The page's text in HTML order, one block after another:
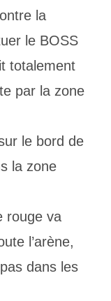
la
le BOSS
totalement
par la zone
le bord de
la zone
rouge va
l’arène,
dans les